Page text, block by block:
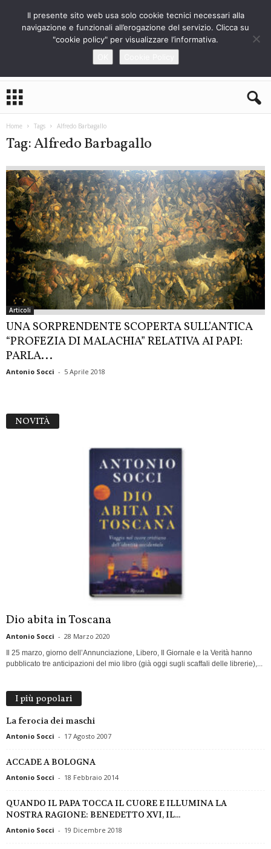
S
Home Tags Alfredo Barbagallo
Tag: Alfredo Barbagallo
Articoli
UNA SORPRENDENTE SCOPERTA SULL’ANTICA
“PROFEZIA DI MALACHIA” RELATIVA AI PAPI:
PARLA...
Antonio Socci - 5 Aprile 2018
NOVITÀ
Dio abita in Toscana
Antonio Socci - 28 Marzo 2020
Il 25 marzo, giorno dell’Annunciazione, Libero, Il Giornale e la Verità hanno
pubblicato tre anticipazioni del mio libro (già oggi sugli scaffali delle librerie),...
I più popolari
La ferocia dei maschi
Antonio Socci - 17 Agosto 2007
ACCADE A BOLOGNA
Antonio Socci - 18 Febbraio 2014
QUANDO IL PAPA TOCCA IL CUORE E ILLUMINA LA
NOSTRA RAGIONE: BENEDETTO XVI, IL...
Antonio Socci - 19 Dicembre 2018
Il presente sito web usa solo cookie tecnici necessari alla
navigazione e funzionali all’erogazione del servizio. Clicca su
"cookie policy" per visualizzare l’informativa.